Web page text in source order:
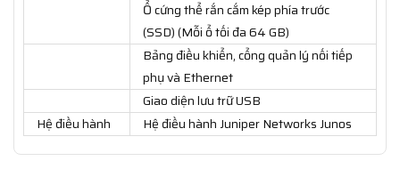
Ổ cứng thể rắn cắm kép phía trước
(SSD) (Mỗi ổ tối đa 64 GB)
Bảng điều khiển, cổng quản lý nối tiếp
phụ và Ethernet
Giao diện lưu trữ USB
Hệ điều hành
Hệ điều hành Juniper Networks Junos